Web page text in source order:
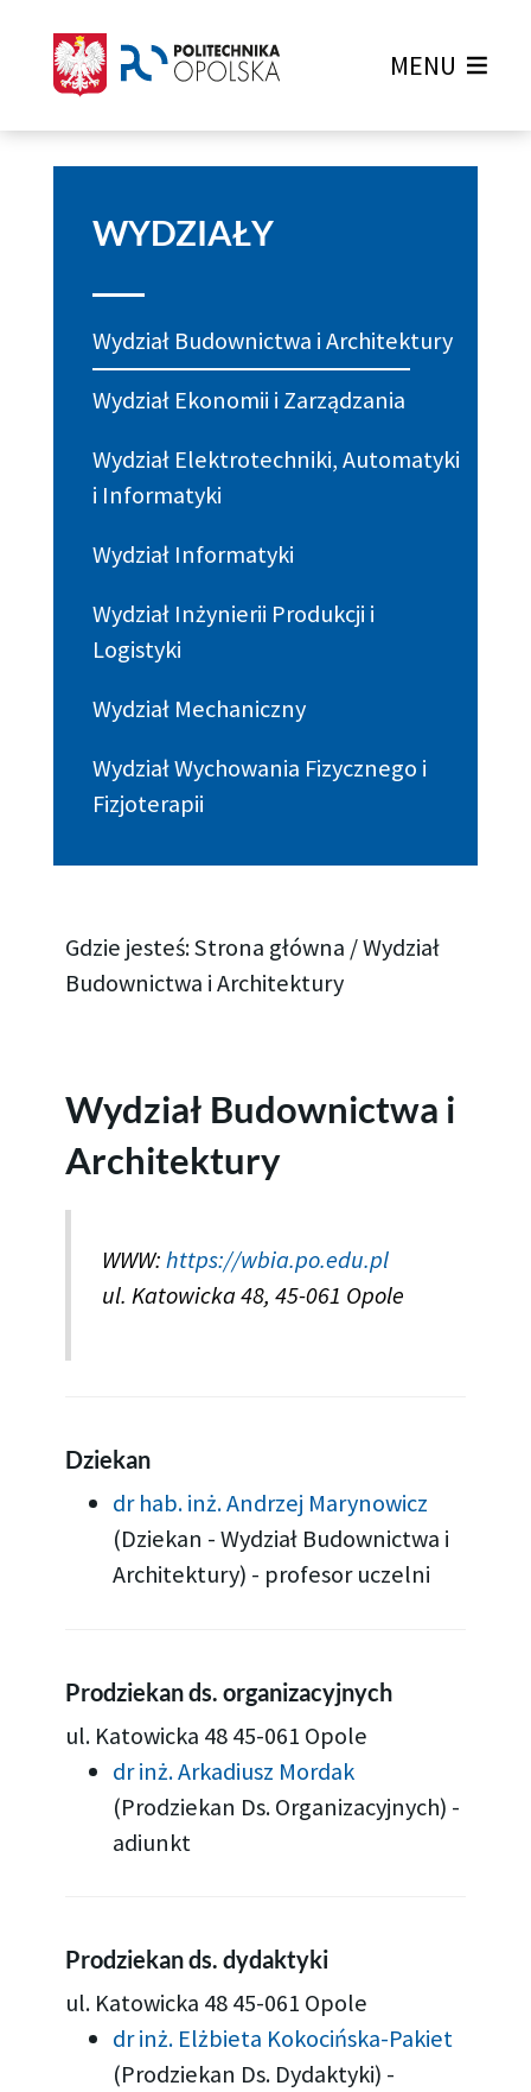
MENU
WYDZIAŁY
Wydział Budownictwa i Architektury
Wydział Ekonomii i Zarządzania
Wydział Elektrotechniki, Automatyki
i Informatyki
Wydział Informatyki
Wydział Inżynierii Produkcji i
Logistyki
Wydział Mechaniczny
Wydział Wychowania Fizycznego i
Fizjoterapii
Gdzie jesteś:Strona główna /Wydział
Budownictwa i Architektury
Wydział Budownictwa i
Architektury
WWW:https://wbia.po.edu.pl
ul. Katowicka 48, 45-061 Opole
Dziekan
dr hab. inż. Andrzej Marynowicz
(Dziekan - Wydział Budownictwa i
Architektury) - profesor uczelni
Prodziekan ds. organizacyjnych
ul. Katowicka 48 45-061 Opole
dr inż. Arkadiusz Mordak
(Prodziekan Ds. Organizacyjnych) -
adiunkt
Prodziekan ds. dydaktyki
ul. Katowicka 48 45-061 Opole
dr inż. Elżbieta Kokocińska-Pakiet
(Prodziekan Ds. Dydaktyki) -